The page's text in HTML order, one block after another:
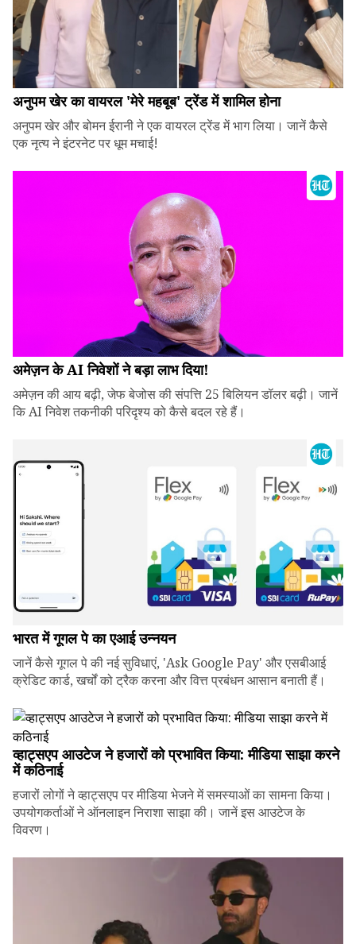
अनुपम खेर का वायरल 'मेरे महबूब' ट्रेंड में शामिल होना
अनुपम खेर और बोमन ईरानी ने एक वायरल ट्रेंड में भाग लिया। जानें कैसे
एक नृत्य ने इंटरनेट पर धूम मचाई!
अमेज़न के AI निवेशों ने बड़ा लाभ दिया!
अमेज़न की आय बढ़ी, जेफ बेजोस की संपत्ति 25 बिलियन डॉलर बढ़ी। जानें
कि AI निवेश तकनीकी परिदृश्य को कैसे बदल रहे हैं।
भारत में गूगल पे का एआई उन्नयन
जानें कैसे गूगल पे की नई सुविधाएं, 'Ask Google Pay' और एसबीआई
क्रेडिट कार्ड, खर्चों को ट्रैक करना और वित्त प्रबंधन आसान बनाती हैं।
व्हाट्सएप आउटेज ने हजारों को प्रभावित किया: मीडिया साझा करने
में कठिनाई
हजारों लोगों ने व्हाट्सएप पर मीडिया भेजने में समस्याओं का सामना किया।
उपयोगकर्ताओं ने ऑनलाइन निराशा साझा की। जानें इस आउटेज के
विवरण।